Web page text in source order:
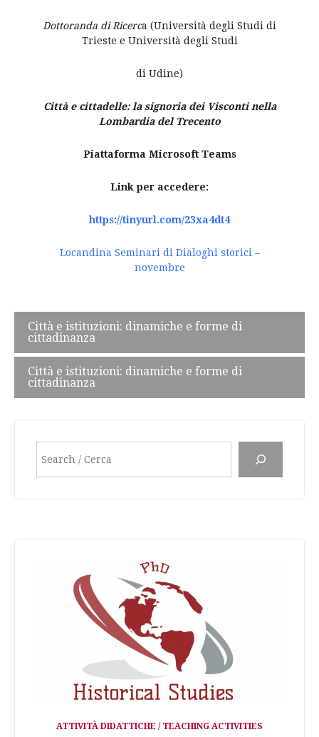
Dottoranda di Ricerca (Università degli Studi di
Trieste e Università degli Studi
di Udine)
Città e cittadelle: la signoria dei Visconti nella
Lombardia del Trecento
Piattaforma Microsoft Teams
Link per accedere:
https://tinyurl.com/23xa4dt4
Locandina Seminari di Dialoghi storici –
novembre
Post
navigation
Città e istituzioni: dinamiche e forme di
cittadinanza
Città e istituzioni: dinamiche e forme di
cittadinanza
ATTIVITÀ DIDATTICHE / TEACHING ACTIVITIES